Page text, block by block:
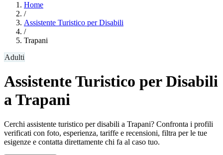
Home
/
Assistente Turistico per Disabili
/
Trapani
Adulti
Assistente Turistico per Disabili
a Trapani
Cerchi assistente turistico per disabili a Trapani? Confronta i profili
verificati con foto, esperienza, tariffe e recensioni, filtra per le tue
esigenze e contatta direttamente chi fa al caso tuo.